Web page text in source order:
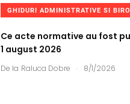
GHIDURI ADMINISTRATIVE SI
Ce acte normative au fost
1 august 2026
De la Raluca Dobre . 8/1/2026